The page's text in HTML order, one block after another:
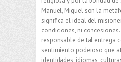
Manuel, Miguel son la
significa el ideal del
condiciones, ni
responsable de tal entrega
sentimiento poderoso que
identidades, idiomas,